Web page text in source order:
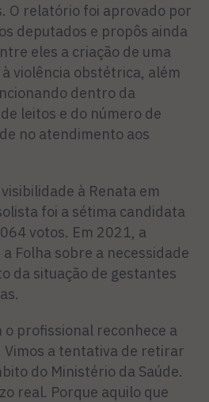
O relatório foi aprovado por
deputados e propôs ainda
eles a criação de uma
violência obstétrica, além
dentro da
leitos e do número de
no atendimento aos
à Renata em
foi a sétima candidata
votos. Em 2021, a
Folha sobre a necessidade
da situação de gestantes
o profissional reconhece a
a tentativa de retirar
do Ministério da Saúde.
real. Porque aquilo que